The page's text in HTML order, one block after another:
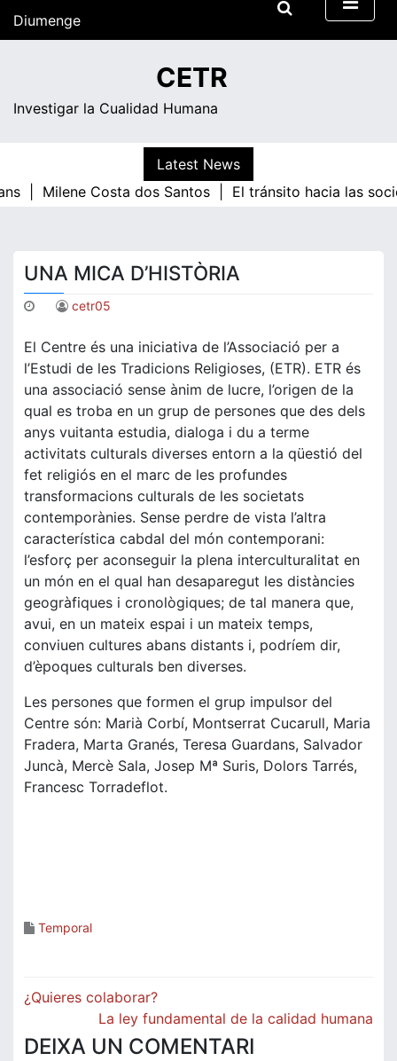
Diumenge
CETR
Investigar la Cualidad Humana
Latest News
|
Milene Costa dos Santos | El tránsito hacia las
UNA MICA D’HISTÒRIA
cetr05
El Centre és una iniciativa de l’Associació per a
l’Estudi de les Tradicions Religioses, (ETR). ETR és
una associació sense ànim de lucre, l’origen de la
qual es troba en un grup de persones que des dels
anys vuitanta estudia, dialoga i du a terme
activitats culturals diverses entorn a la qüestió del
fet religiós en el marc de les profundes
transformacions culturals de les societats
contemporànies. Sense perdre de vista l’altra
característica cabdal del món contemporani:
l’esforç per aconseguir la plena interculturalitat en
un món en el qual han desaparegut les distàncies
geogràfiques i cronològiques; de tal manera que,
avui, en un mateix espai i un mateix temps,
conviuen cultures abans distants i, podríem dir,
d’èpoques culturals ben diverses.
Les persones que formen el grup impulsor del
Centre són: Marià Corbí, Montserrat Cucarull, Maria
Fradera, Marta Granés, Teresa Guardans, Salvador
Juncà, Mercè Sala, Josep Mª Suris, Dolors Tarrés,
Francesc Torradeflot.
Temporal
Navegació
d'entrades
¿Quieres colaborar?
La ley fundamental de la calidad humana
DEIXA UN COMENTARI